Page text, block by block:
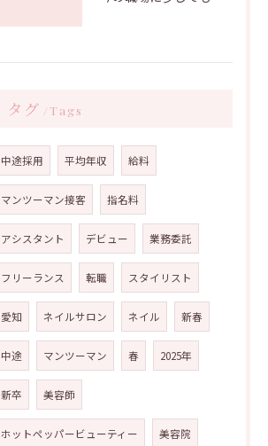
タグ Tags
中途採用 平均年収 給料
マンツーマン接客 指名料
アシスタント デビュー 業務委託
フリーランス 転職 スタイリスト
愛知 ネイルサロン ネイル 新春
中途 マンツーマン 春 2025年
新卒 美容師
ホットペッパービューティー 美容院